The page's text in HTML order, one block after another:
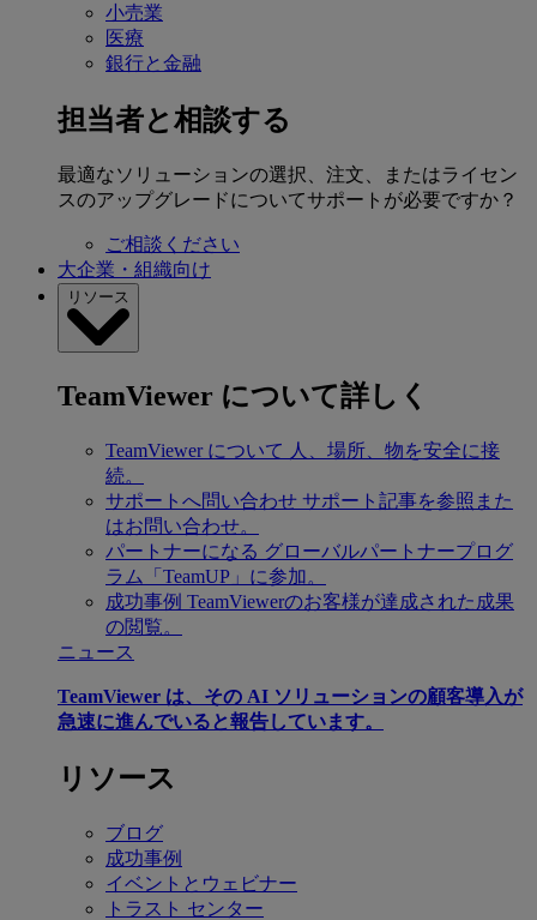
小売業
医療
銀行と金融
担当者と相談する
最適なソリューションの選択、注文、またはライセン
スのアップグレードについてサポートが必要ですか？
ご相談ください
大企業・組織向け
リソース
TeamViewer について詳しく
TeamViewer について 人、場所、物を安全に接
続。
サポートへ問い合わせ サポート記事を参照また
はお問い合わせ。
パートナーになる グローバルパートナープログ
ラム「TeamUP」に参加。
成功事例 TeamViewerのお客様が達成された成果
の閲覧。
ニュース
TeamViewer は、その AI ソリューションの顧客導入が
急速に進んでいると報告しています。
リソース
ブログ
成功事例
イベントとウェビナー
トラスト センター